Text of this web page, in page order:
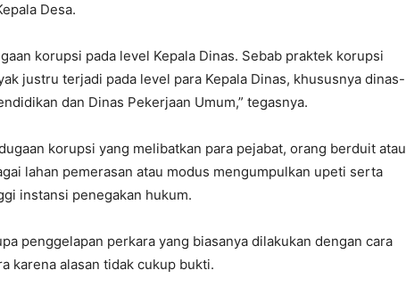
Desa.
korupsi pada level Kepala Dinas. Sebab praktek korupsi
justru terjadi pada level para Kepala Dinas, khususnya dinas-
dan Dinas Pekerjaan Umum,” tegasnya.
korupsi yang melibatkan para pejabat, orang berduit atau
lahan pemerasan atau modus mengumpulkan upeti serta
instansi penegakan hukum.
penggelapan perkara yang biasanya dilakukan dengan cara
karena alasan tidak cukup bukti.